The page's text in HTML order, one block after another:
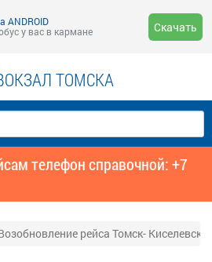
ANDROID
у вас в кармане
Скачать
ТОМСКА
телефон справочной: +7
рейса Томск- Киселевск